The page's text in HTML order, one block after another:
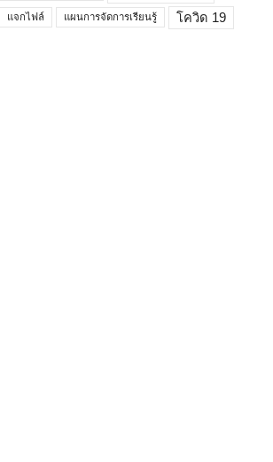
แจกไฟล์ แผนการจัดการเรียนรู้ โควิด 19